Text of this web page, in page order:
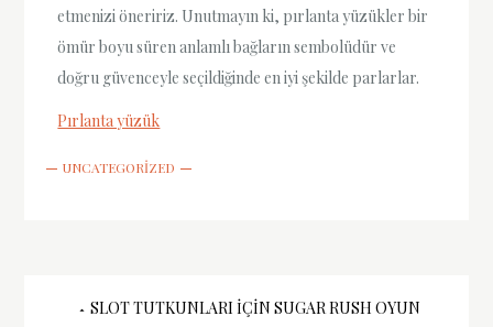
etmenizi öneririz. Unutmayın ki, pırlanta yüzükler bir
ömür boyu süren anlamlı bağların sembolüdür ve
doğru güvenceyle seçildiğinde en iyi şekilde parlarlar.
Pırlanta yüzük
UNCATEGORIZED
SLOT TUTKUNLARI İÇIN SUGAR RUSH OYUN